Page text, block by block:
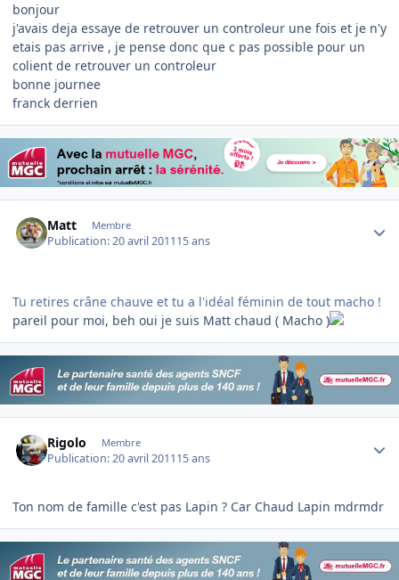
bonjour
j'avais deja essaye de retrouver un controleur une fois et je n'y
etais pas arrive , je pense donc que c pas possible pour un
colient de retrouver un controleur
bonne journee
franck derrien
Matt Membre
Publication:20 avril 201115 ans
Tu retires crâne chauve et tu a l'idéal féminin de tout macho !
pareil pour moi, beh oui je suis Matt chaud ( Macho )
Rigolo Membre
Publication:20 avril 201115 ans
Ton nom de famille c'est pas Lapin ? Car Chaud Lapin mdrmdr